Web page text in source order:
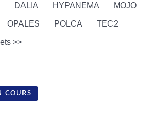
DALIA HYPANEMA MOJO
OPALES POLCA TEC2
>>
COURS